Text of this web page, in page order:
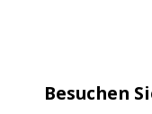
Besuchen